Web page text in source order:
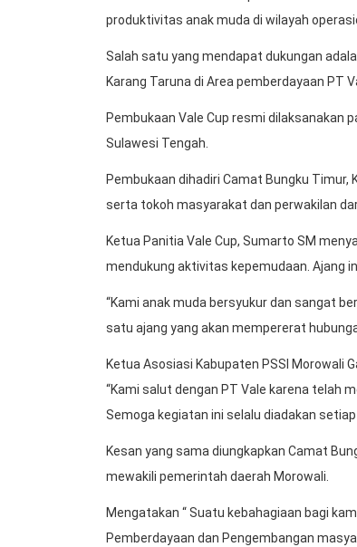
produktivitas anak muda di wilayah
Salah satu yang mendapat dukungan
Karang Taruna di Area pemberdayaan PT
Pembukaan Vale Cup resmi dilaksanakan
Sulawesi Tengah.
Pembukaan dihadiri Camat Bungku Timur,
serta tokoh masyarakat dan perwakilan
Ketua Panitia Vale Cup, Sumarto SM
mendukung aktivitas kepemudaan. Ajang
“Kami anak muda bersyukur dan sangat
satu ajang yang akan mempererat
Ketua Asosiasi Kabupaten PSSI Morowali
“Kami salut dengan PT Vale karena telah
Semoga kegiatan ini selalu diadakan
Kesan yang sama diungkapkan Camat
mewakili pemerintah daerah Morowali.
Mengatakan “ Suatu kebahagiaan bagi
Pemberdayaan dan Pengembangan